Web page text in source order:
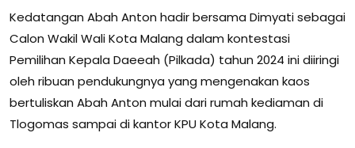
Kedatangan Abah Anton hadir bersama Dimyati sebagai
Calon Wakil Wali Kota Malang dalam kontestasi
Pemilihan Kepala Daeeah (Pilkada) tahun 2024 ini diiringi
oleh ribuan pendukungnya yang mengenakan kaos
bertuliskan Abah Anton mulai dari rumah kediaman di
Tlogomas sampai di kantor KPU Kota Malang.